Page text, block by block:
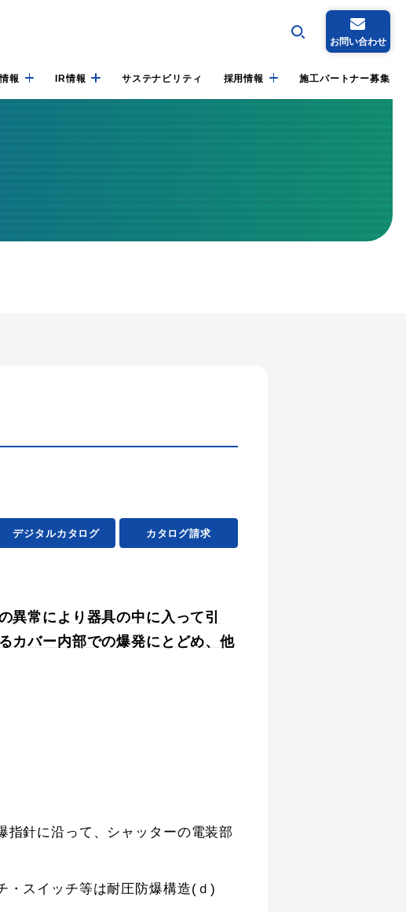
お問い合わせ
報 IR情報 サステナビリティ 採用情報 施工パートナー募集
デジタルカタログ カタログ請求
異常により器具の中に入って引
カバー内部での爆発にとどめ、他
指針に沿って、シャッターの電装部
・スイッチ等は耐圧防爆構造(ｄ)